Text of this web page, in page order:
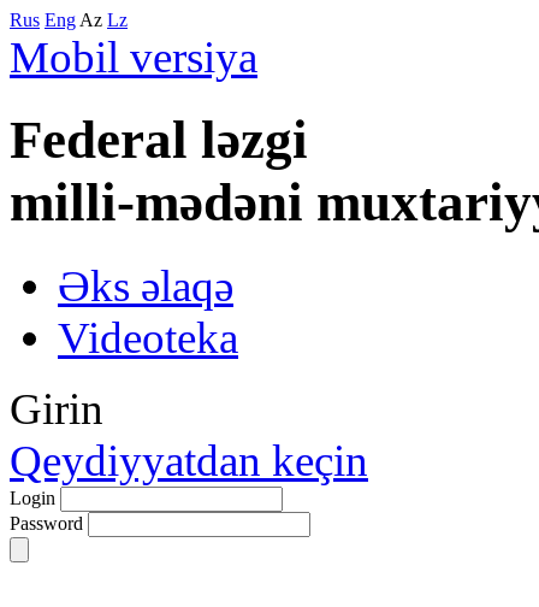
Rus Eng Az Lz
Mobil versiya
Federal lәzgi
milli-mәdәni
Əks əlaqə
Videoteka
Girin
Qeydiyyatdan keçin
Login
Password